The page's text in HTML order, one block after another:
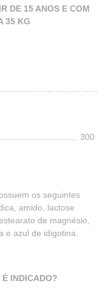
DE 15 ANOS E COM
35 KG
300
os seguintes
amido, lactose
de magnésio,
e azul de idigotina.
É INDICADO?